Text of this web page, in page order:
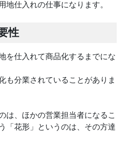
地仕入れの仕事になります。
性
を仕入れて商品化するまでにな
も分業されていることがありま
は、ほかの営業担当者になるこ
「花形」というのは、その方達